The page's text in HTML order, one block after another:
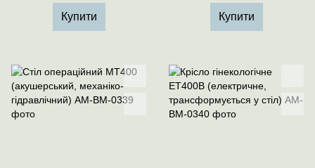
Купити Купити